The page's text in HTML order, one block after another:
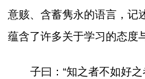
意赅、含蓄隽永的语言，记
蕴含了许多关于学习的态度
子曰：“知之者不如好